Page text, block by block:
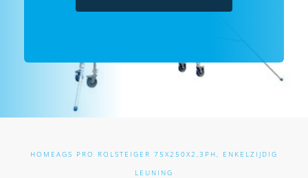
HOME AGS PRO ROLSTEIGER 75X250X2,3PH, ENKELZIJDIG
LEUNING